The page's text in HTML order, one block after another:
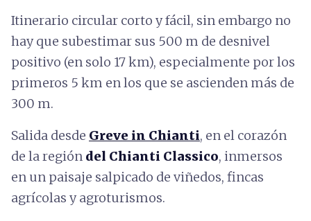
Itinerario circular corto y fácil, sin embargo no
hay que subestimar sus 500 m de desnivel
positivo (en solo 17 km), especialmente por los
primeros 5 km en los que se ascienden más de
300 m.
Salida desde Greve in Chianti, en el corazón
de la región del Chianti Classico, inmersos
en un paisaje salpicado de viñedos, fincas
agrícolas y agroturismos.